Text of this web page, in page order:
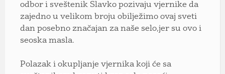
odbor i sveštenik Slavko pozivaju vjernike da
zajedno u velikom broju obilježimo ovaj sveti
dan posebno značajan za naše selo,jer su ovo i
seoska masla.
Polazak i okupljanje vjernika koji će sa